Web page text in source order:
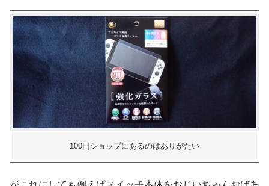
100円ショップにあるのはありがたい